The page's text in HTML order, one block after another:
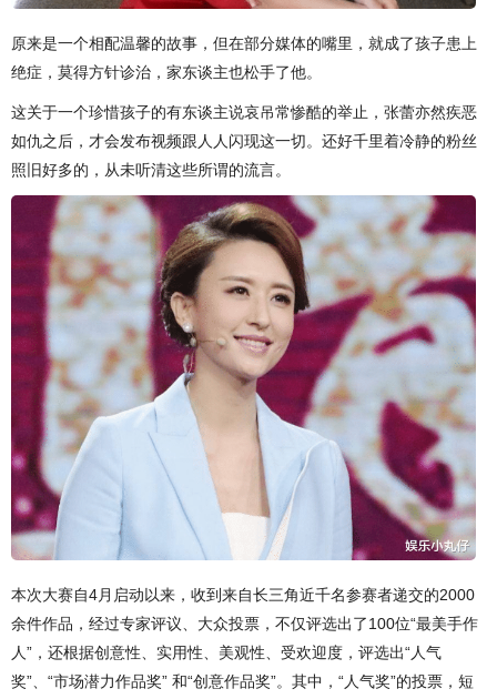
原来是一个相配温馨的故事，但在部分媒体的嘴里，就成了孩子患上
绝症，莫得方针诊治，家东谈主也松手了他。
这关于一个珍惜孩子的有东谈主说哀吊常惨酷的举止，张蕾亦然疾恶
如仇之后，才会发布视频跟人人闪现这一切。还好千里着冷静的粉丝
照旧好多的，从未听清这些所谓的流言。
本次大赛自4月启动以来，收到来自长三角近千名参赛者递交的2000
余件作品，经过专家评议、大众投票，不仅评选出了100位“最美手作
人”，还根据创意性、实用性、美观性、受欢迎度，评选出“人气
奖”、“市场潜力作品奖” 和“创意作品奖”。其中，“人气奖”的投票，短